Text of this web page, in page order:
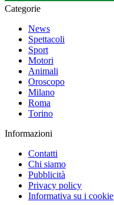
Categorie
News
Spettacoli
Sport
Motori
Animali
Oroscopo
Milano
Roma
Torino
Informazioni
Contatti
Chi siamo
Pubblicità
Privacy policy
Informativa su i cookie